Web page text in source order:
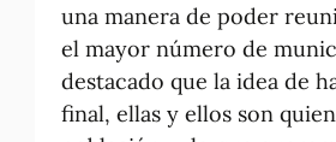
una manera de poder
el mayor número de
destacado que la idea de
final, ellas y ellos son